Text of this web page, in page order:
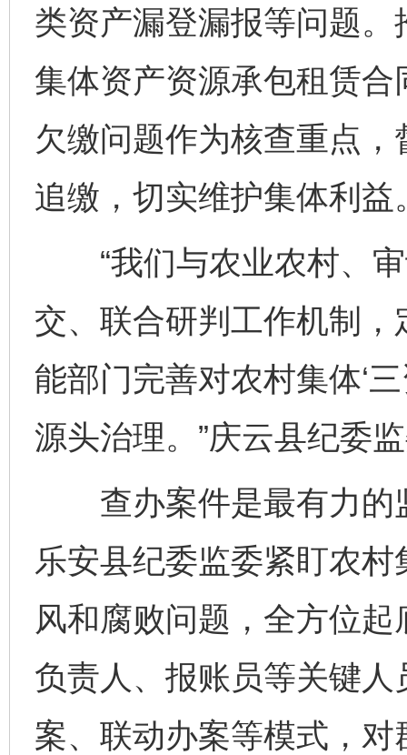
类资产漏登漏报等问题
集体资产资源承包租赁
欠缴问题作为核查重点
追缴，切实维护集体利益
“我们与农业农村、审
交、联合研判工作机制
能部门完善对农村集体‘
源头治理。”庆云县纪委
查办案件是最有力的
乐安县纪委监委紧盯农村
风和腐败问题，全方位起
负责人、报账员等关键
案、联动办案等模式，